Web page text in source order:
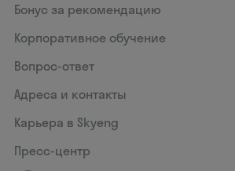
Бонус за рекомендацию
Корпоративное обучение
Вопрос-ответ
Адреса и контакты
Карьера в Skyeng
Пресс-центр